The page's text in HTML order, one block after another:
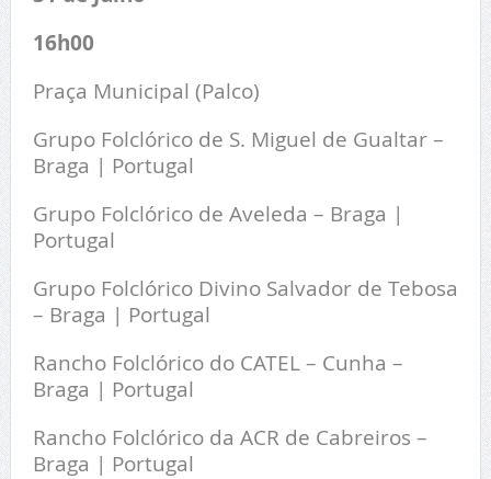
16h00
Praça Municipal (Palco)
Grupo Folclórico de S. Miguel de Gualtar –
Braga | Portugal
Grupo Folclórico de Aveleda – Braga |
Portugal
Grupo Folclórico Divino Salvador de Tebosa
– Braga | Portugal
Rancho Folclórico do CATEL – Cunha –
Braga | Portugal
Rancho Folclórico da ACR de Cabreiros –
Braga | Portugal